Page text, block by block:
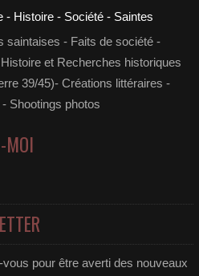
saintaises - Faits de société -
et Recherches historiques
39/45)- Créations littéraires -
Shootings photos
MOI
pour être averti des nouveaux